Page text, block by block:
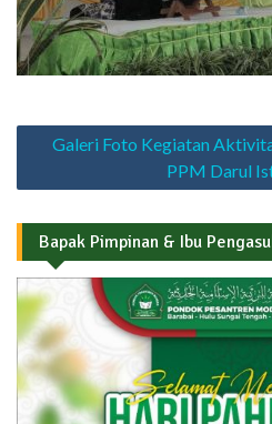
Navigasi
Galeri Foto Kegiatan
PPM Darul
Bapak Pimpinan & Ibu